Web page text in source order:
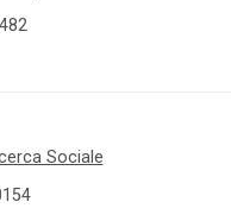
Sociale